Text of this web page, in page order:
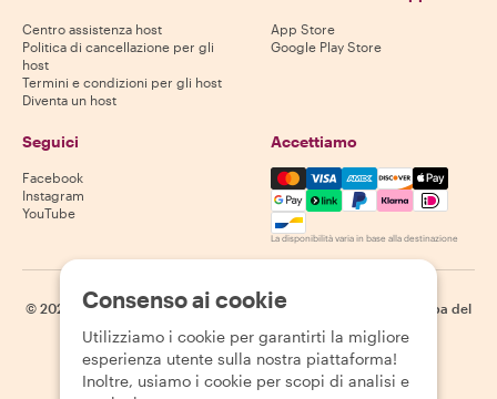
Centro assistenza host
Politica di cancellazione per gli
host
Termini e condizioni per gli host
Diventa un host
App Store
Google Play Store
Seguici
Facebook
Instagram
YouTube
Accettiamo
Mastercard, Visa, Amex,
La disponibilità varia in base alla destinazione
© 2026 Withlocals.com | Informativa sulla privacy
Mappa del
Consenso ai cookie
Utilizziamo i cookie per garantirti la migliore
esperienza utente sulla nostra piattaforma!
Inoltre, usiamo i cookie per scopi di analisi e